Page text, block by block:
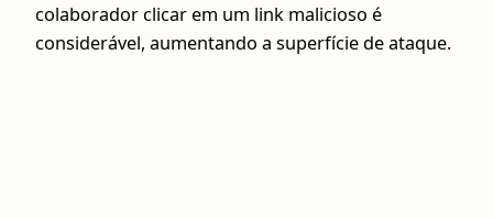
colaborador clicar em um link malicioso é
considerável, aumentando a superfície de ataque.